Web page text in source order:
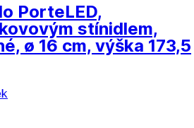
PorteLED,
stínidlem,
ø 16 cm, výška 173,5